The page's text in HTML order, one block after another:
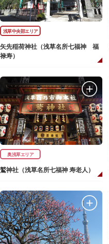
浅草中央部エリア
矢先稲荷神社（浅草名所七福神 福
禄寿）
奥浅草エリア
鷲神社（浅草名所七福神 寿老人）